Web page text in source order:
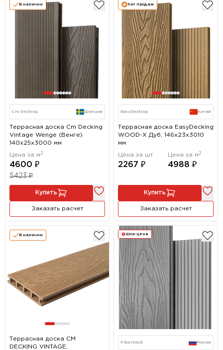
В наличии
Cm Decking Швеция
Террасная доска Cm Decking
Vintage Wenge (Венге)
140x25х3000 мм
Цена за м 2
4600 ₽
5423 ₽
Купить
Заказать расчет
Хит продаж
EasyDecking Китай
Террасная доска EasyDecking
WOOD-Х Дуб, 146x23x3010
мм
Цена за шт
2267 ₽
Цена за м 2
4988 ₽
Купить
Заказать расчет
В наличии
Террасная доска CM
DECKING VINTAGE,
Шок-цена
FiberDeck Россия